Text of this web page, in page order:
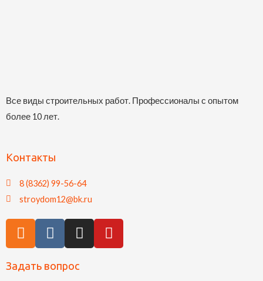
Все виды строительных работ. Профессионалы с опытом
более 10 лет.
Контакты
8 (8362) 99-56-64
stroydom12@bk.ru
Задать вопрос